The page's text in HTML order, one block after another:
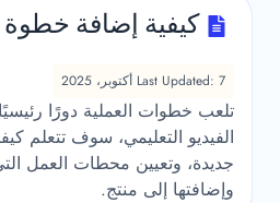
كيفية إضافة خطوة
Last Updated: 7 أكتوبر، 2025
تلعب خطوات العملية دورًا
الفيديو التعليمي، سوف تتعلم
جديدة، وتعيين محطات العمل التي
وإضافتها إلى منتج.